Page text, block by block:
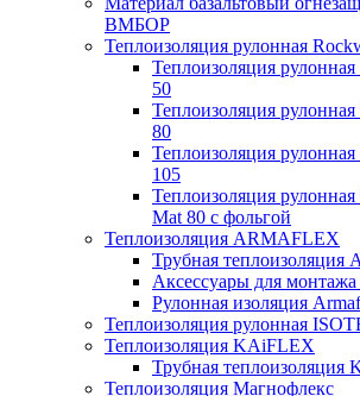
ВМБОР
Теплоизоляция рулонная
Теплоизоляция
50
Теплоизоляция
80
Теплоизоляция
105
Теплоизоляция
Mat 80 с фольгой
Теплоизоляция ARMAFLEX
Трубная теплоизоляция
Аксессуары для
Рулонная изоляция
Теплоизоляция рулонная
Теплоизоляция KAiFLEX
Трубная теплоизоляция
Теплоизоляция Магнофлекс